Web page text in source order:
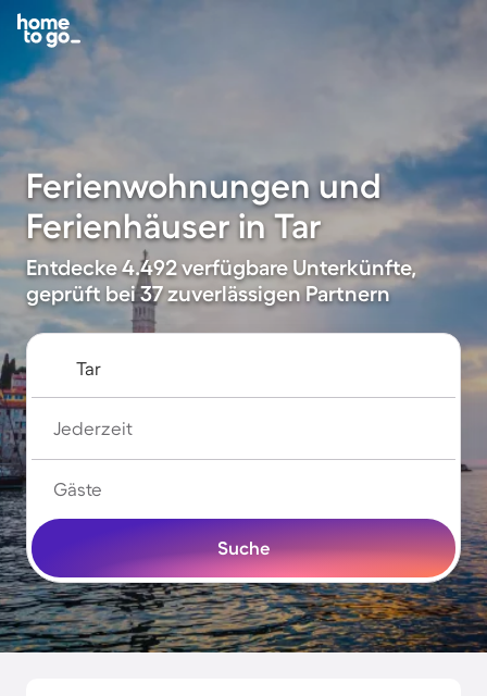
Ferienwohnungen und
Ferienhäuser in Tar
Entdecke 4.492 verfügbare Unterkünfte,
geprüft bei 37 zuverlässigen Partnern
Jederzeit
Gäste
Suche